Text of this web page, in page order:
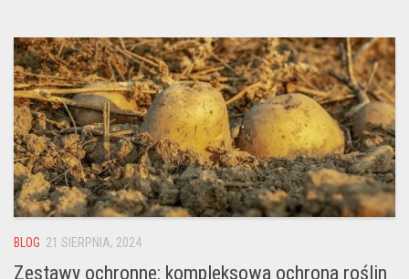
BLOG 21 SIERPNIA, 2024
Zestawy ochronne: kompleksowa ochrona roślin